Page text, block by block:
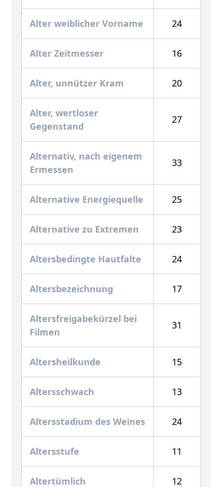
Alter weiblicher Vorname 24
Alter Zeitmesser 16
Alter, unnützer Kram 20
Alter, wertloser
Gegenstand
27
Alternativ, nach eigenem
Ermessen
33
Alternative Energiequelle 25
Alternative zu Extremen 23
Altersbedingte Hautfalte 24
Altersbezeichnung 17
Altersfreigabekürzel bei
Filmen
31
Altersheilkunde 15
Altersschwach 13
Altersstadium des Weines 24
Altersstufe 11
Altertümlich 12